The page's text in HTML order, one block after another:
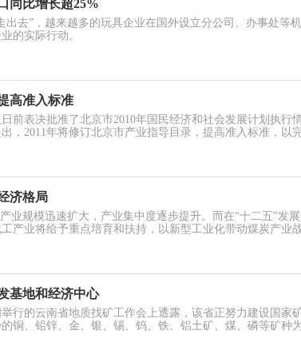
同比增长超25%
出去”，越来越多的玩具企业在国外设立分公司、办事处等
的实际行动。
高准入标准
前表决批准了北京市2010年国民经济和社会发展计划执行
，2011年将修订北京市产业指导目录，提高准入标准，以
济格局
业规模迅速扩大，产业集中度逐步提升。而在“十二五”发
产业将给予重点培育和扶持，以新型工业化带动煤炭产业
基地和经济中心
行的云南省地质找矿工作会上透露，该省正努力建设国家
铜、铅锌、金、银、锡、钨、铁、铝土矿、煤、磷等矿种